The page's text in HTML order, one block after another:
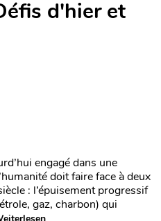
d'hier et
engagé dans une
doit faire face à deux
: l’épuisement progressif
gaz, charbon) qui